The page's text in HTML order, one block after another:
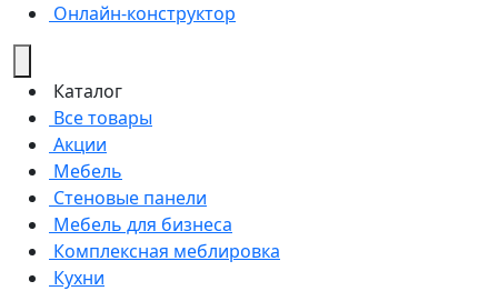
Онлайн-конструктор
Каталог
Все товары
Акции
Мебель
Стеновые панели
Мебель для бизнеса
Комплексная меблировка
Кухни